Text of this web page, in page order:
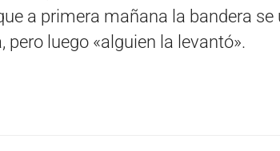
a primera mañana la bandera
pero luego «alguien la levantó».